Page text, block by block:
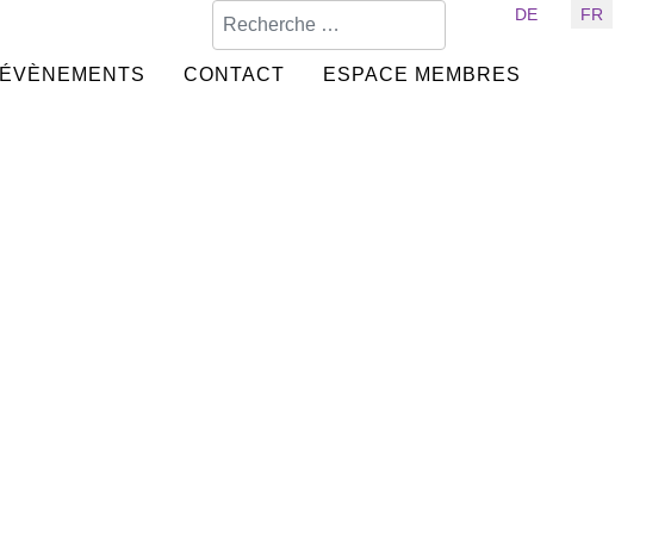
Sélectionnez votre langue
DE FR
ÉVÈNEMENTS CONTACT ESPACE MEMBRES